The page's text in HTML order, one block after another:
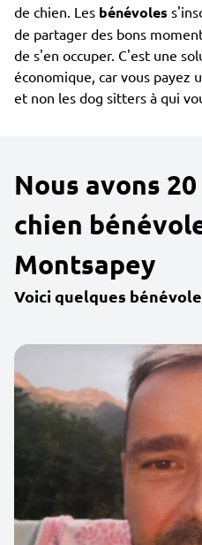
de chien. Les bénévoles
de partager des bons
de s'en occuper. C'est une
économique, car vous payez
et non les dog sitters à qui
Nous avons
chien
Montsapey
Voici quelques